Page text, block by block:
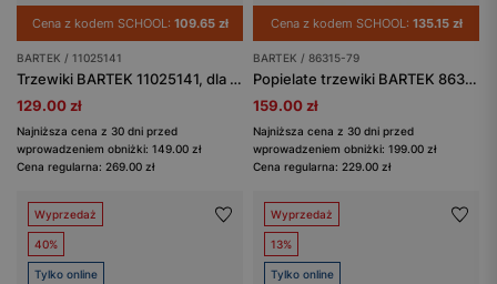
Cena z kodem SCHOOL: 109.65 zł
BARTEK / 11025141
Trzewiki BARTEK 11025141, dla dziewcząt, czarno-srebrne
129.00 zł
Najniższa cena z 30 dni przed
wprowadzeniem obniżki: 149.00 zł
Cena regularna: 269.00 zł
Cena z kodem SCHOOL: 135.15 zł
BARTEK / 86315-79
Popielate trzewiki BARTEK 86315-79 ze srebrnymi gwiazdkami
159.00 zł
Najniższa cena z 30 dni przed
wprowadzeniem obniżki: 199.00 zł
Cena regularna: 229.00 zł
Wyprzedaż
40%
Tylko online
Wyprzedaż
13%
Tylko online